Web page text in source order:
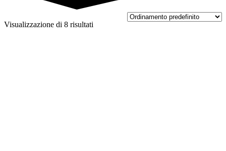
Visualizzazione di 8 risultati